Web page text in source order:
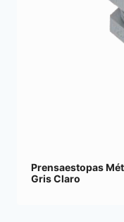
Prensaestopas
Gris Claro